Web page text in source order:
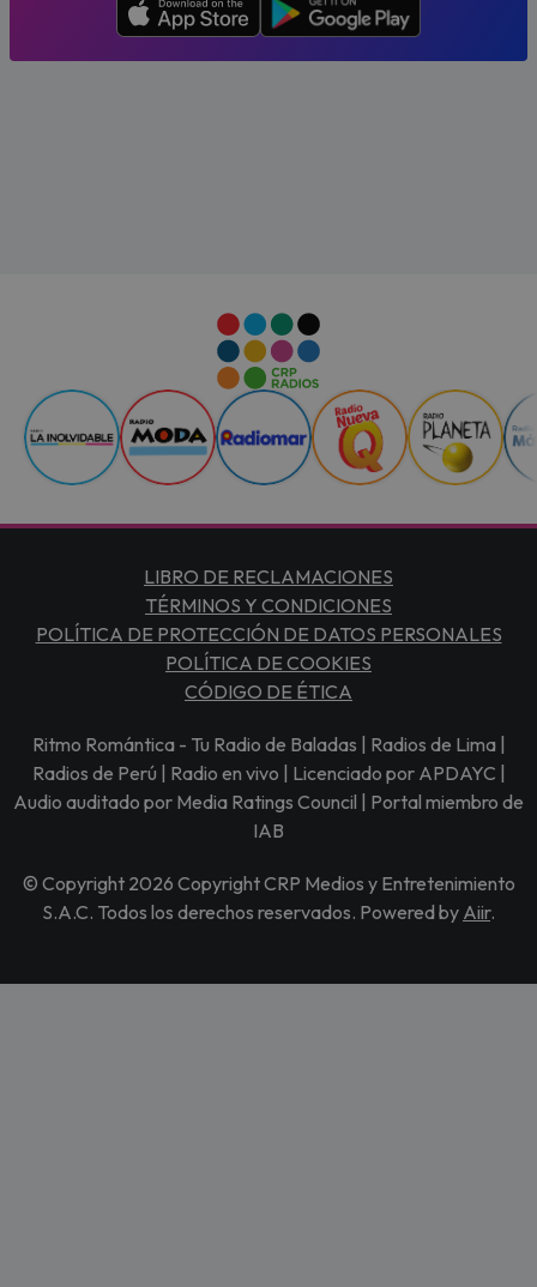
LIBRO DE RECLAMACIONES
TÉRMINOS Y CONDICIONES
POLÍTICA DE PROTECCIÓN DE DATOS PERSONALES
POLÍTICA DE COOKIES
CÓDIGO DE ÉTICA
Ritmo Romántica - Tu Radio de Baladas | Radios de Lima |
Radios de Perú | Radio en vivo | Licenciado por APDAYC |
Audio auditado por Media Ratings Council | Portal miembro de
IAB
© Copyright 2026 Copyright CRP Medios y Entretenimiento
S.A.C. Todos los derechos reservados. Powered by Aiir.